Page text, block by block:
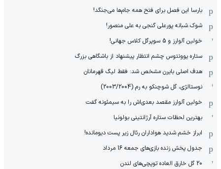
بارسا این فصل برای فتح همه جام‌ها می‌جنگد!
شوک شبانه پورعلی گنجی به علی منصور!
خولین آلوارز و 5 سوپرگل کلاس جهانی!
ستاره یوونتوس چشم انتظار پیشنهاد از باشگاهی بزرگ
هدف اصلی بایرن مشخص شد: فقط لیگ قهرمانان
نوستالژی، گل شوچنکو به رم (2003/2004)
خولین آلوارز مقصد بعدی‌اش را به سیمئونه گفت
بهترین لحظات ستاره آرژانتینی بولونیا
ابراز خشم شدید هواداران رئال زیر پست دیومانده!
جدول پخش زنده بازی‌های جمعه 16 مرداد
20 گل خارق العاده توپچی‌های لندن